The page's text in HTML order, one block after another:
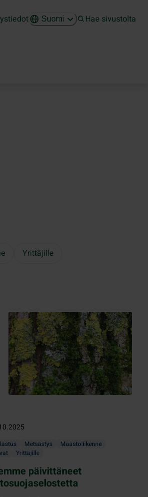
Suomi Hae sivustolta
Yrittäjille
Metsästys
Maastoliikenne
Yrittäjille
päivittäneet